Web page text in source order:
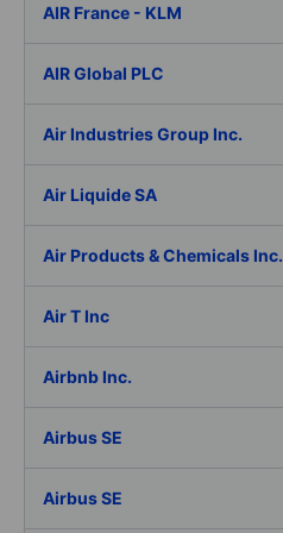
AIR France - KLM
AIR Global PLC
Air Industries Group Inc.
Air Liquide SA
Air Products & Chemicals Inc.
Air T Inc
Airbnb Inc.
Airbus SE
Airbus SE